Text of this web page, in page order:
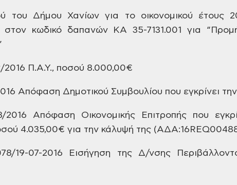
του Δήμου Χανίων για το οικονομικού έτους
στον κωδικό δαπανών ΚΑ 35-7131.001
για
2016 Π.Α.Υ., ποσού 8.000,00€
Απόφαση Δημοτικού Συμβουλίου που εγκρίνει
2016 Απόφαση Οικονομικής Επιτροπής που
4.035,00€ για την κάλυψή της
19-07-2016 Εισήγηση της Δ/νσης